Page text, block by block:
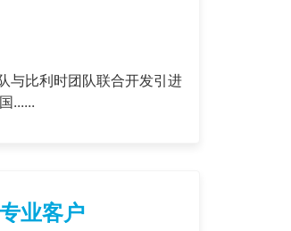
与比利时团队联合开发引进
......
业客户